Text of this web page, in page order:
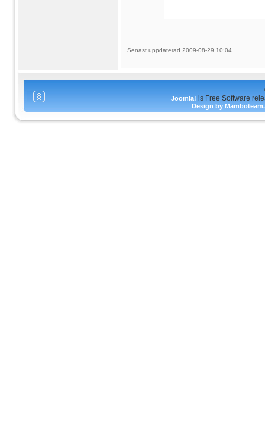
Senast uppdaterad 2009-08-29 10:04
Joomla! is Free Software
Design by